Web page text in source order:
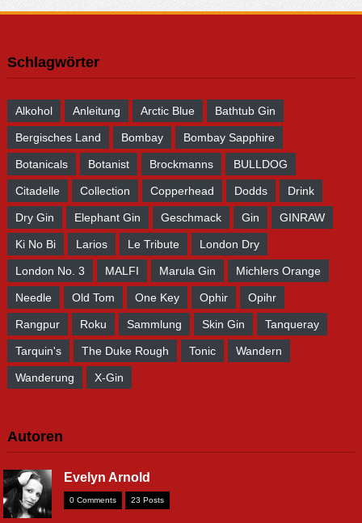
Schlagwörter
Alkohol Anleitung Arctic Blue Bathtub Gin
Bergisches Land Bombay Bombay Sapphire
Botanicals Botanist Brockmanns BULLDOG
Citadelle Collection Copperhead Dodds Drink
Dry Gin Elephant Gin Geschmack Gin GINRAW
Ki No Bi Larios Le Tribute London Dry
London No. 3 MALFI Marula Gin Michlers Orange
Needle Old Tom One Key Ophir Opihr
Rangpur Roku Sammlung Skin Gin Tanqueray
Tarquin's The Duke Rough Tonic Wandern
Wanderung X-Gin
Autoren
Evelyn Arnold
0 Comments 23 Posts